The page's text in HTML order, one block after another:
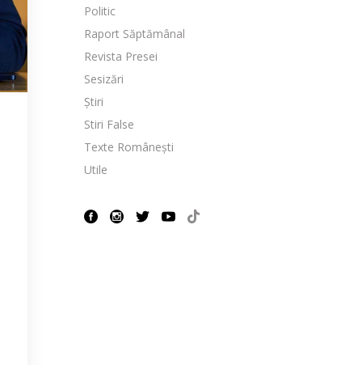
Politic
Raport Săptămânal
Revista Presei
Sesizări
Știri
Stiri False
Texte Românești
Utile